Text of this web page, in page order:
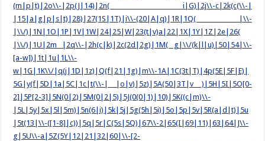
(m|p|t)|2o\\-|2p(J|14)|2n( i|G)|2j\\-c|2k(c(\\-|
|15|a|g|p|s|t)|28)|27(1S|1T)|i\\-(20|A|q)|1R|1Q( |\\-
|\\/)|1N|1O|1P|1V|1W|24|25|W|23(t|v)a|22|1X|1Y|1Z|2e|26(
|\\/)|1U|2m |2q\\-|2h(c|k)|2c(2d|2g)|1M( g|\\/(k|l|u)|50|54|\\-
[a-w])|1t|1u|1L\\-
w|1G|1K\\/|q(j|1D|1z)|Q(f|21|1g)|m\\-1A|1C(3t|T)|4p(5E|5F|E)|
5G|y(f|5D|1a|5C|1c|t(\\-| |o|v)|5z)|5A(50|3T|v )|5H|5I|5O[0-
2]|5P[2-3]|5N(0|2)|5M(0|2|5)|5J(0(0|1)|10)|5K((c|m)\\-
|5L|5y|5x|5l|5m)|5n(6|i)|5k|5j|5g(5h|5i)|5o|5p|5v|5R(a|d|t)|5u
|5t(13|\\-([1-8]|c))|5q|5r|C(5s|5Q)|67\\-2|65(I|69|11)|63|64|J\\-
g|5U\\-a|5Z(5Y|12|21|32|60|\\-[2-